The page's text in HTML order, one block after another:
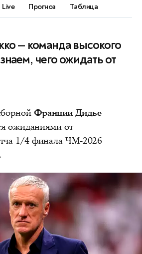
Live Прогноз Таблица
— команда высокого
чего ожидать от
Франции Дидье
ожиданиями от
1/4 финала ЧМ-2026
.